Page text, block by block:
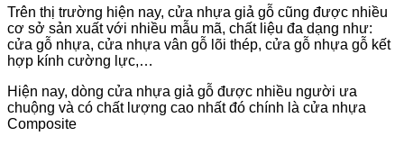
Trên thị trường hiện nay, cửa nhựa giả gỗ cũng được nhiều
cơ sở sản xuất với nhiều mẫu mã, chất liệu đa dạng như:
cửa gỗ nhựa, cửa nhựa vân gỗ lõi thép, cửa gỗ nhựa gỗ kết
hợp kính cường lực,…
Hiện nay, dòng cửa nhựa giả gỗ được nhiều người ưa
chuộng và có chất lượng cao nhất đó chính là cửa nhựa
Composite